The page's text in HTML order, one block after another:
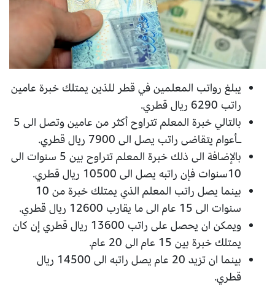
يبلغ رواتب المعلمين في قطر للذين يمتلك خبرة عامين
راتب 6290 ريال قطري.
بالتالي خبرة المعلم تتراوح أكثر من عامين وتصل الى 5
ـأعوام يتقاضى راتب يصل الى 7900 ريال قطري.
بالإضافة الى ذلك خبرة المعلم تتراوح بين 5 سنوات الى
10سنوات فإن راتبه يصل الى 10500 ريال قطري.
بينما يصل راتب المعلم الذي يمتلك خبرة من 10
سنوات الى 15 عام الى ما يقارب 12600 ريال قطري.
ويمكن ان يحصل على راتب 13600 ريال قطري إن كان
يمتلك خبرة بين 15 عام الى 20 عام.
بينما ان تزيد 20 عام يصل راتبه الى 14500 ريال
قطري.